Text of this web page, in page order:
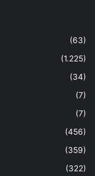
(63)
(1.225)
(34)
(7)
(7)
(456)
(359)
(322)